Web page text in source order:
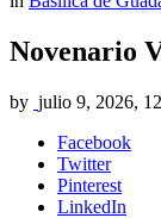
Novenario
by julio 9, 2026,
Facebook
Twitter
Pinterest
LinkedIn